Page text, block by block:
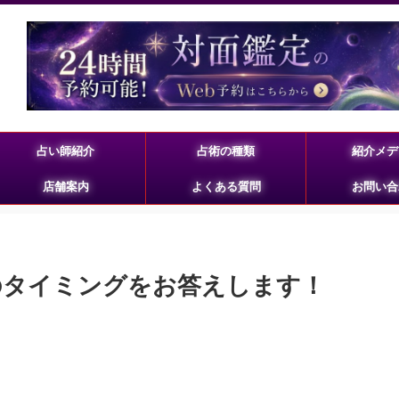
占い師紹介 占術の種類 紹介メ
店舗案内 よくある質問 お問い
イミングをお答えします！